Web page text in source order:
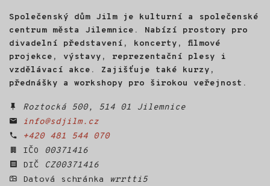
Společenský dům Jilm je kulturní a společenské
centrum města Jilemnice. Nabízí prostory pro
divadelní představení, koncerty, filmové
projekce, výstavy, reprezentační plesy i
vzdělávací akce. Zajišťuje také kurzy,
přednášky a workshopy pro širokou veřejnost.
Roztocká 500, 514 01 Jilemnice
info@sdjilm.cz
+420 481 544 070
IČO
00371416
DIČ
CZ00371416
Datová schránka
wrrtti5